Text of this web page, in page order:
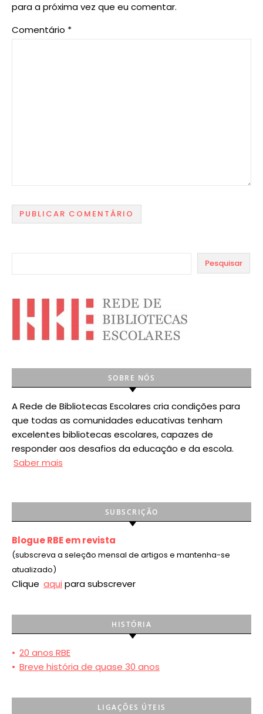
para a próxima vez que eu comentar.
Comentário *
Pesquisar
SOBRE NÓS
A Rede de Bibliotecas Escolares cria condições para
que todas as comunidades educativas tenham
excelentes bibliotecas escolares, capazes de
responder aos desafios da educação e da escola.
Saber mais
SUBSCRIÇÃO
Blogue RBE em revista
(subscreva a seleção mensal de artigos e mantenha-se
atualizado)
Clique aqui para subscrever
HISTÓRIA
• 20 anos RBE
• Breve história de quase 30 anos
LIGAÇÕES ÚTEIS